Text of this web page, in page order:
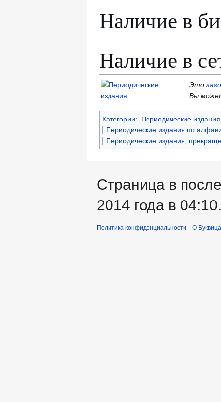
Наличие в
Наличие в
Это
Вы
Категории:
Периодические
Периодические издания по
Периодические издания,
Страница в
2014 года в 04:10.
Политика конфиденциальности О Буквица